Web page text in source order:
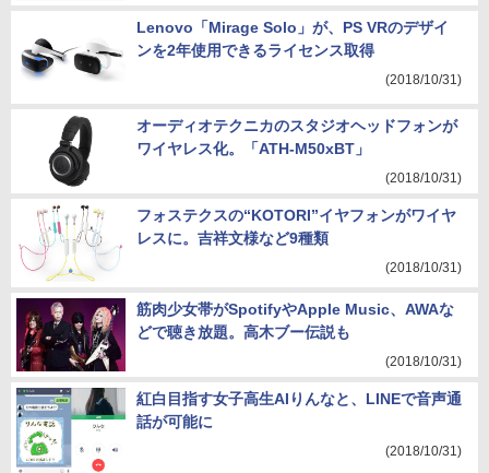
Lenovo「Mirage Solo」が、PS VRのデザイ
ンを2年使用できるライセンス取得
(2018/10/31)
オーディオテクニカのスタジオヘッドフォンが
ワイヤレス化。「ATH-M50xBT」
(2018/10/31)
フォステクスの“KOTORI”イヤフォンがワイヤ
レスに。吉祥文様など9種類
(2018/10/31)
筋肉少女帯がSpotifyやApple Music、AWAな
どで聴き放題。高木ブー伝説も
(2018/10/31)
紅白目指す女子高生AIりんなと、LINEで音声通
話が可能に
(2018/10/31)